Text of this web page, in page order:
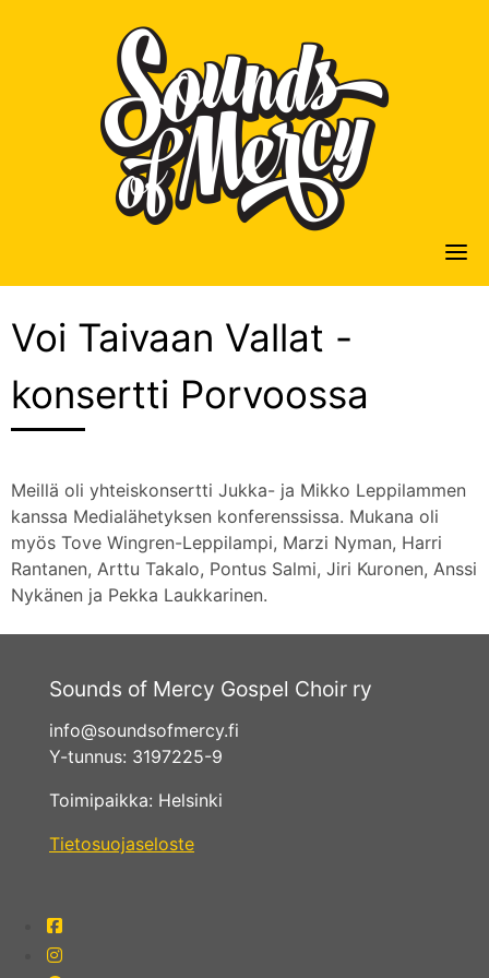
Voi Taivaan Vallat -
konsertti Porvoossa
Meillä oli yhteiskonsertti Jukka- ja Mikko Leppilammen
kanssa Medialähetyksen konferenssissa. Mukana oli
myös Tove Wingren-Leppilampi, Marzi Nyman, Harri
Rantanen, Arttu Takalo, Pontus Salmi, Jiri Kuronen, Anssi
Nykänen ja Pekka Laukkarinen.
Sounds of Mercy Gospel Choir ry
info@soundsofmercy.fi
Y-tunnus: 3197225-9
Toimipaikka: Helsinki
Tietosuojaseloste
fab
fa-
fab